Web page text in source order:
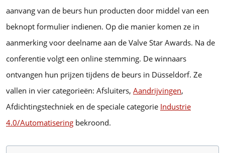
aanvang van de beurs hun producten door middel van een
beknopt formulier indienen. Op die manier komen ze in
aanmerking voor deelname aan de Valve Star Awards. Na de
conferentie volgt een online stemming. De winnaars
ontvangen hun prijzen tijdens de beurs in Düsseldorf. Ze
vallen in vier categorieën: Afsluiters, Aandrijvingen,
Afdichtingstechniek en de speciale categorie Industrie
4.0/Automatisering bekroond.